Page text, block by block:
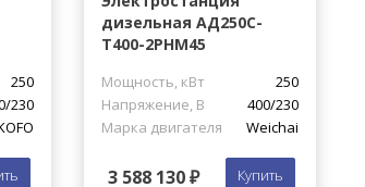
250
230
дизельная АД250С-
Т400-2РНМ45
Мощность, кВт
250
Напряжение, В
400/230
Марка двигателя
Weichai
3 588 130 ₽ Купить